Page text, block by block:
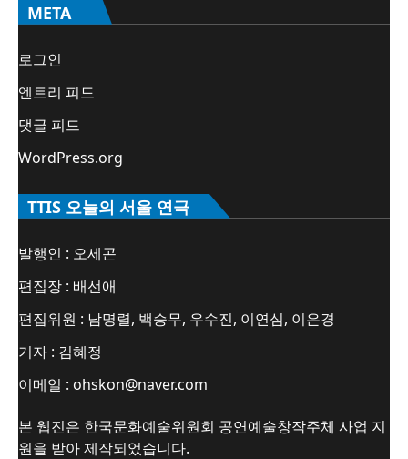
META
로그인
엔트리 피드
댓글 피드
WordPress.org
TTIS 오늘의 서울 연극
발행인 : 오세곤
편집장 : 배선애
편집위원 : 남명렬, 백승무, 우수진, 이연심, 이은경
기자 : 김혜정
이메일 : ohskon@naver.com
본 웹진은 한국문화예술위원회 공연예술창작주체 사업 지
원을 받아 제작되었습니다.